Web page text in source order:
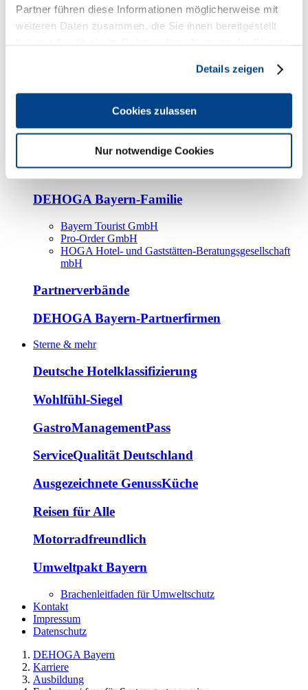
Partner führen diese Informationen möglicherweise mit
weiteren Daten zusammen, die Sie ihnen bereitgestellt
Details zeigen
Cookies zulassen
Nur notwendige Cookies
Kooperationspartner
Tourismusorganisationen
Bayern Tourismus Marketing GmbH
DEHOGA-Familie
Bundesverband
Fachverbände
DEHOGA Bayern-Familie
Bayern Tourist GmbH
Pro-Order GmbH
HOGA Hotel- und Gaststätten-Beratungsgesellschaft
mbH
Partnerverbände
DEHOGA Bayern-Partnerfirmen
Sterne & mehr
Deutsche Hotelklassifizierung
Wohlfühl-Siegel
GastroManagementPass
ServiceQualität Deutschland
Ausgezeichnete GenussKüche
Reisen für Alle
Motorradfreundlich
Umweltpakt Bayern
Brachenleitfaden für Umweltschutz
Kontakt
Impressum
Datenschutz
DEHOGA Bayern
Karriere
Ausbildung